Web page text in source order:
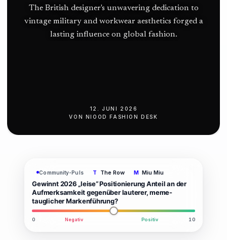
The British designer's unwavering dedication to
vintage military and workwear aesthetics forged a
lasting influence on global fashion.
12. JUNI 2026
VON NIOOD FASHION DESK
Community-Puls T The Row M Miu Miu
Gewinnt 2026 „leise“ Positionierung Anteil an der
Aufmerksamkeit gegenüber lauterer, meme-
tauglicher Markenführung?
0 Negativ Positiv 10